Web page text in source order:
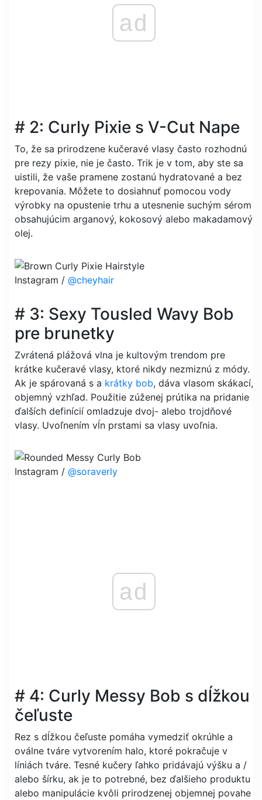
ad
# 2: Curly Pixie s V-Cut Nape
To, že sa prirodzene kučeravé vlasy často rozhodnú
pre rezy pixie, nie je často. Trik je v tom, aby ste sa
uistili, že vaše pramene zostanú hydratované a bez
krepovania. Môžete to dosiahnuť pomocou vody
výrobky na opustenie trhu a utesnenie suchým sérom
obsahujúcim arganový, kokosový alebo makadamový
olej.
Instagram / @cheyhair
# 3: Sexy Tousled Wavy Bob
pre brunetky
Zvrátená plážová vlna je kultovým trendom pre
krátke kučeravé vlasy, ktoré nikdy nezmiznú z módy.
Ak je spárovaná s a krátky bob, dáva vlasom skákací,
objemný vzhľad. Použitie zúženej prútika na pridanie
ďalších definícií omladzuje dvoj- alebo trojdňové
vlasy. Uvoľnením vĺn prstami sa vlasy uvoľnia.
Instagram / @soraverly
ad
# 4: Curly Messy Bob s dĺžkou
čeľuste
Rez s dĺžkou čeľuste pomáha vymedziť okrúhle a
oválne tváre vytvorením halo, ktoré pokračuje v
líniách tváre. Tesné kučery ľahko pridávajú výšku a /
alebo šírku, ak je to potrebné, bez ďalšieho produktu
alebo manipulácie kvôli prirodzenej objemnej povahe